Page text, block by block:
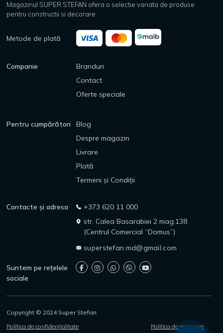
Magazinul SUPER STEFAN ofera o selectie variata de produse
pentru constructii si decorare.
Metode de plată
Companie
Branduri
Contact
Oferte speciale
Pentru cumpărători
Blog
Despre magazin
Livrare
Plată
Termeni și Condiții
Contacte și adresa
+373 620 11 000
str. Calea Basarabiei 2 mag.138
(Centrul Comercial “Domus”)
superstefan.md@gmail.com
Suntem pe rețelele
sociale
Copyright © 2024 Super Stefan
Politica de confidențialitate
Politica de returnare